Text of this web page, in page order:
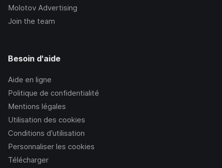
Molotov Advertising
Join the team
Besoin d'aide
Aide en ligne
Politique de confidentialité
Mentions légales
Utilisation des cookies
Conditions d’utilisation
Personnaliser les cookies
Télécharger